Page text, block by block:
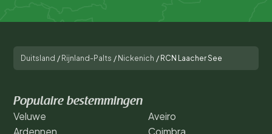
Duitsland / Rijnland-Palts / Nickenich / RCN Laacher See
Populaire bestemmingen
Veluwe
Ardennen
Aveiro
Coimbra